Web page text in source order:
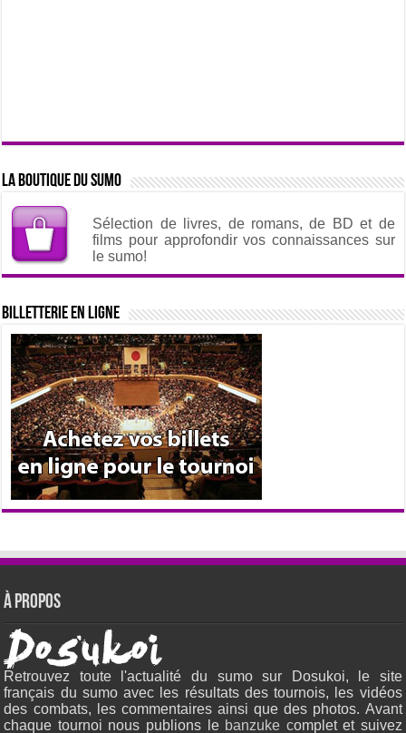
La boutique du sumo
Sélection de livres, de romans, de BD et de
films pour approfondir vos connaissances sur
le sumo!
Billetterie en ligne
À propos
Retrouvez toute l'actualité du sumo sur Dosukoi, le site
français du sumo avec les résultats des tournois, les vidéos
des combats, les commentaires ainsi que des photos. Avant
chaque tournoi nous publions le banzuke complet et suivez